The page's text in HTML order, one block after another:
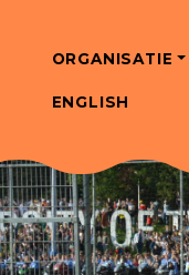
ORGANISATIE
ENGLISH